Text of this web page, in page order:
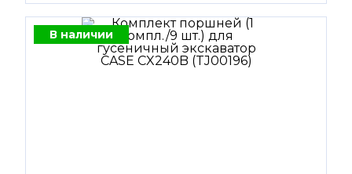
В наличии